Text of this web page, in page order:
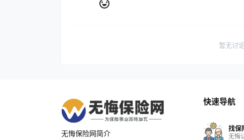
暂无讨
无悔保险网简介
快速导航
找保
无悔